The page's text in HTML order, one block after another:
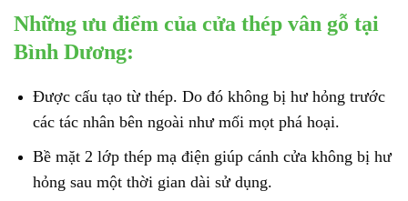
Những ưu điểm của cửa thép vân gỗ tại
Bình Dương:
Được cấu tạo từ thép. Do đó không bị hư hỏng trước
các tác nhân bên ngoài như mối mọt phá hoại.
Bề mặt 2 lớp thép mạ điện giúp cánh cửa không bị hư
hỏng sau một thời gian dài sử dụng.